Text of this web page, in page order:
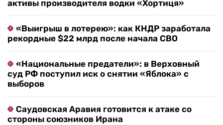
активы производителя водки «Хортиця»
«Выигрыш в лотерею»: как КНДР заработала
рекордные $22 млрд после начала СВО
«Национальные предатели»: в Верховный
суд РФ поступил иск о снятии «Яблока» с
выборов
Саудовская Аравия готовится к атаке со
стороны союзников Ирана